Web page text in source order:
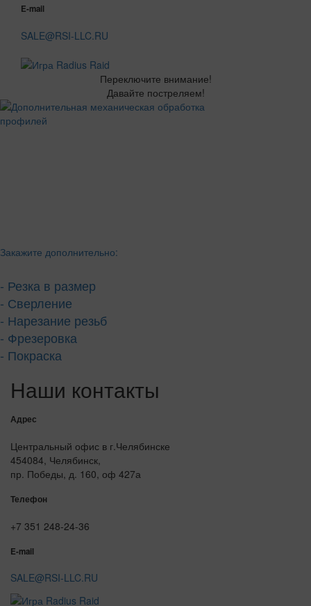
E-mail
SALE@RSI-LLC.RU
Переключите внимание!
Давайте постреляем!
Закажите дополнительно:
- Резка в размер
- Сверление
- Нарезание резьб
- Фрезеровка
- Покраска
Наши контакты
Адрес
Центральный офис в г.Челябинске
454084, Челябинск,
пр. Победы, д. 160, оф 427а
Телефон
+7 351 248-24-36
E-mail
SALE@RSI-LLC.RU